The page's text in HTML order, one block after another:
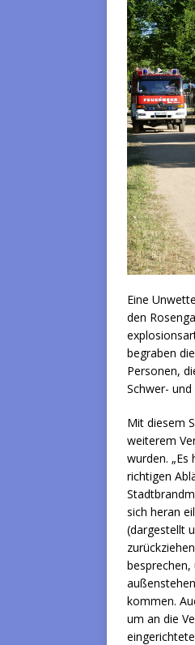
Eine
den
begraben
Personen,
Schwer-
Mit diesem
weiterem
wurden.
richtigen
sich heran
(dargestellt
kommen.
um an die